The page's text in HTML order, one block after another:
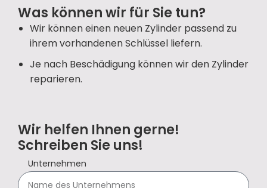
Was können wir für Sie tun?
Wir können einen neuen Zylinder passend zu
ihrem vorhandenen Schlüssel liefern.
Je nach Beschädigung können wir den Zylinder
reparieren.
Wir helfen Ihnen gerne!
Schreiben Sie uns!
Unternehmen